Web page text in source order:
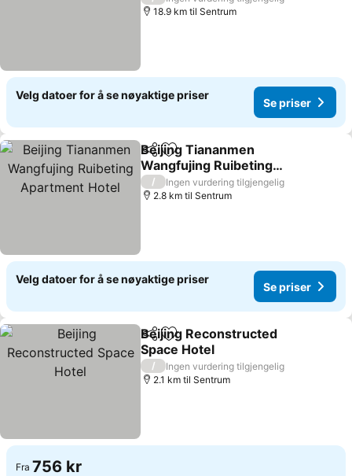
18.9 km til Sentrum
Velg datoer for å se nøyaktige priser
Se priser
Del Legg til i favoritter
Beijing Tiananmen
Wangfujing Ruibeting
Apartment Hotel
Se priser
/
Ingen vurdering tilgjengelig
2.8 km til Sentrum
Velg datoer for å se nøyaktige priser
Se priser
Del Legg til i favoritter
Beijing Reconstructed
Space Hotel
Se priser
/
Ingen vurdering tilgjengelig
2.1 km til Sentrum
Fra 756 kr